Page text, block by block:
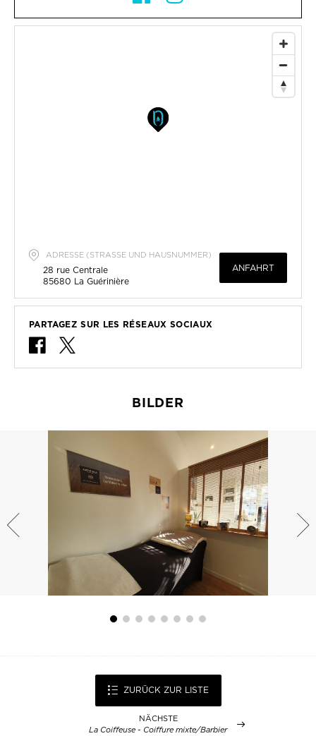
ADRESSE (STRASSE UND HAUSNUMMER)
28 rue Centrale
85680 La Guérinière
ANFAHRT
PARTAGEZ SUR LES RÉSEAUX SOCIAUX
BILDER
ZURÜCK ZUR LISTE
NÄCHSTE
La Coiffeuse - Coiffure mixte/Barbier